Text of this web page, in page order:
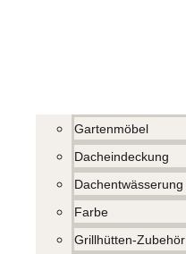
Gartenmöbel
Dacheindeckung
Dachentwässerung
Farbe
Grillhütten-Zubehör